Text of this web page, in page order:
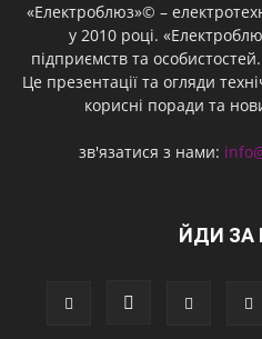
«Електроблюз»© –
у 2010 році.
підприємств та
Це презентації та огляди
корисні поради та
зв'язатися з нами:
ЙДИ ЗА